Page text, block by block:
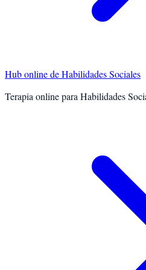
Hub online deHabilidades Sociales
Terapia online para Habilidades